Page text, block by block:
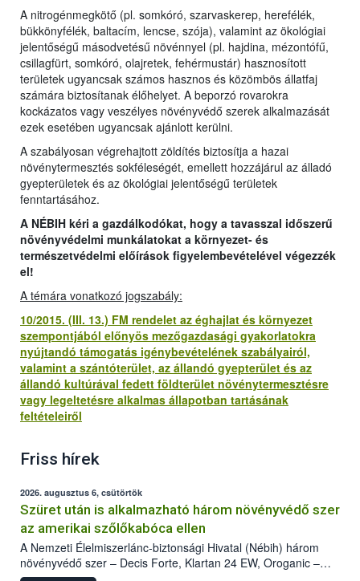
A nitrogénmegkötő (pl. somkóró, szarvaskerep, herefélék,
bükkönyfélék, baltacím, lencse, szója), valamint az ökológiai
jelentőségű másodvetésű növénnyel (pl. hajdina, mézontófű,
csillagfürt, somkóró, olajretek, fehérmustár) hasznosított
területek ugyancsak számos hasznos és közömbös állatfaj
számára biztosítanak élőhelyet. A beporzó rovarokra
kockázatos vagy veszélyes növényvédő szerek alkalmazását
ezek esetében ugyancsak ajánlott kerülni.
A szabályosan végrehajtott zöldítés biztosítja a hazai
növénytermesztés sokféleségét, emellett hozzájárul az álladó
gyepterületek és az ökológiai jelentőségű területek
fenntartásához.
A NÉBIH kéri a gazdálkodókat, hogy a tavasszal időszerű
növényvédelmi munkálatokat a környezet- és
természetvédelmi előírások figyelembevételével végezzék
el!
A témára vonatkozó jogszabály:
10/2015. (III. 13.) FM rendelet az éghajlat és környezet
szempontjából előnyös mezőgazdasági gyakorlatokra
nyújtandó támogatás igénybevételének szabályairól,
valamint a szántóterület, az állandó gyepterület és az
állandó kultúrával fedett földterület növénytermesztésre
vagy legeltetésre alkalmas állapotban tartásának
feltételeiről
Friss hírek
2026. augusztus 6, csütörtök
Szüret után is alkalmazható három növényvédő szer
az amerikai szőlőkabóca ellen
A Nemzeti Élelmiszerlánc-biztonsági Hivatal (Nébih) három
növényvédő szer – Decis Forte, Klartan 24 EW, Oroganic –